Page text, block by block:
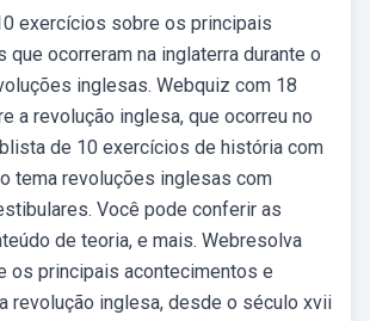
exercícios sobre os principais
que ocorreram na inglaterra durante o
inglesas. Webquiz com 18
a revolução inglesa, que ocorreu no
de 10 exercícios de história com
tema revoluções inglesas com
Você pode conferir as
de teoria, e mais. Webresolva
os principais acontecimentos e
revolução inglesa, desde o século xvii